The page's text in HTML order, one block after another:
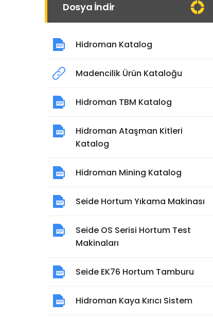
Dosya İndir
Hidroman Katalog
Madencilik Ürün Kataloğu
Hidroman TBM Katalog
Hidroman Ataşman Kitleri
Katalog
Hidroman Mining Katalog
Seide Hortum Yıkama Makinası
Seide OS Serisi Hortum Test
Makinaları
Seide EK76 Hortum Tamburu
Hidroman Kaya Kırıcı Sistem